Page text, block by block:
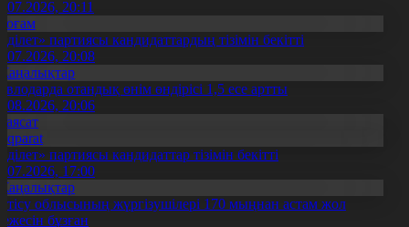
20:11
партиясы кандидаттардың тізімін бекітті
20:08
отандық өнім өндірісі 1,5 есе артты
20:06
партиясы кандидаттар тізімін бекітті
17:00
облысының жүргізушілері 170 мыңнан астам жол
бұзған